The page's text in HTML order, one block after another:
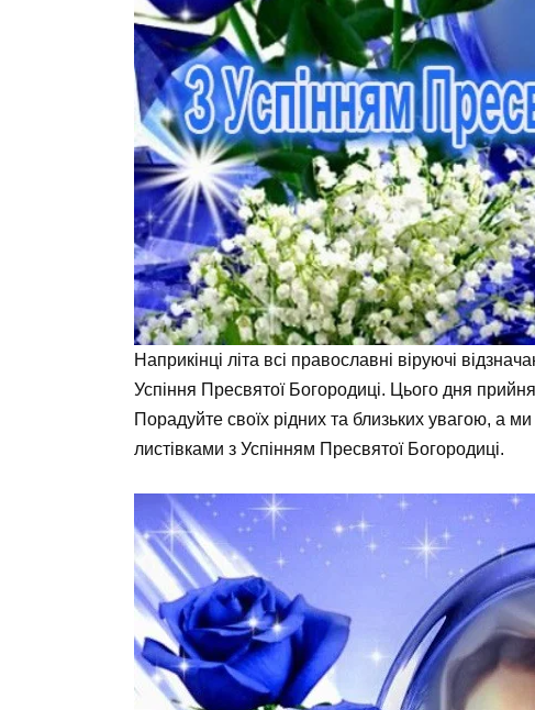
Наприкінці літа всі православні віруючі
Успіння Пресвятої Богородиці. Цього дня
Порадуйте своїх рідних та близьких увагою, а
листівками з Успінням Пресвятої Богородиці.